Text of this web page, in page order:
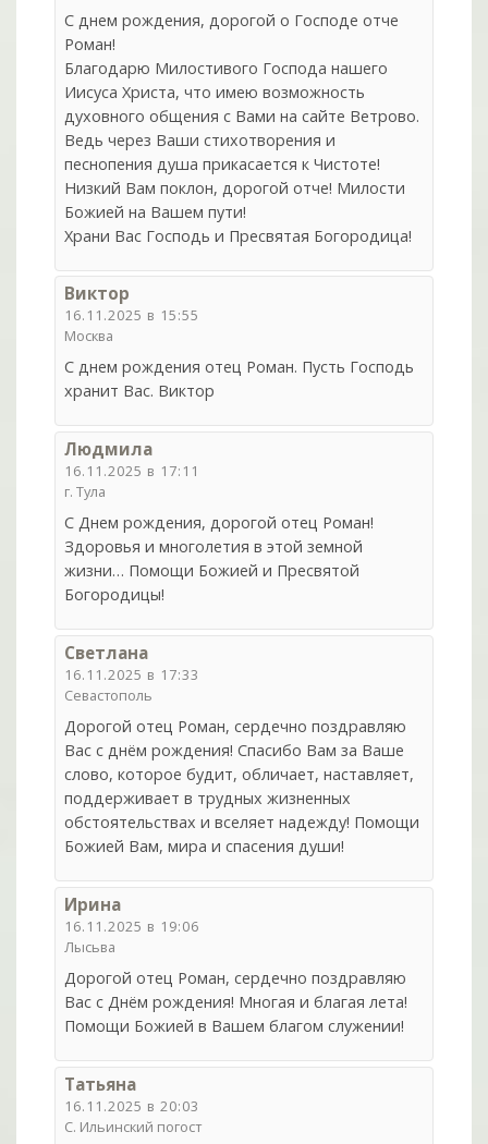
С днем рождения, дорогой о Господе отче
Роман!
Благодарю Милостивого Господа нашего
Иисуса Христа, что имею возможность
духовного общения с Вами на сайте Ветрово.
Ведь через Ваши стихотворения и
песнопения душа прикасается к Чистоте!
Низкий Вам поклон, дорогой отче! Милости
Божией на Вашем пути!
Храни Вас Господь и Пресвятая Богородица!
Виктор
16.11.2025 в 15:55
Москва
С днем рождения отец Роман. Пусть Господь
хранит Вас. Виктор
Людмила
16.11.2025 в 17:11
г. Тула
С Днем рождения, дорогой отец Роман!
Здоровья и многолетия в этой земной
жизни… Помощи Божией и Пресвятой
Богородицы!
Светлана
16.11.2025 в 17:33
Севастополь
Дорогой отец Роман, сердечно поздравляю
Вас с днём рождения! Спасибо Вам за Ваше
слово, которое будит, обличает, наставляет,
поддерживает в трудных жизненных
обстоятельствах и вселяет надежду! Помощи
Божией Вам, мира и спасения души!
Ирина
16.11.2025 в 19:06
Лысьва
Дорогой отец Роман, сердечно поздравляю
Вас с Днём рождения! Многая и благая лета!
Помощи Божией в Вашем благом служении!
Татьяна
16.11.2025 в 20:03
С. Ильинский погост